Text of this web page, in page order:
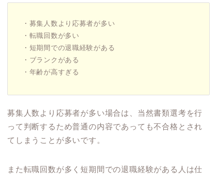
・募集人数より応募者が多い
・転職回数が多い
・短期間での退職経験がある
・ブランクがある
・年齢が高すぎる
募集人数より応募者が多い場合は、当然書類選考を行
って判断するため普通の内容であっても不合格とされ
てしまうことが多いです。
また転職回数が多く短期間での退職経験がある人は仕